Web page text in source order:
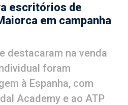
escritórios de
em campanha
destacaram na venda
foram
à Espanha, com
Academy e ao ATP